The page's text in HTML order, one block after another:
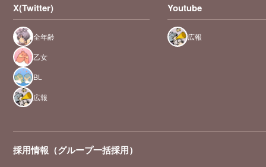
X(Twitter)
全年齢
乙女
BL
広報
Youtube
広報
採用情報（グループ一括採用）